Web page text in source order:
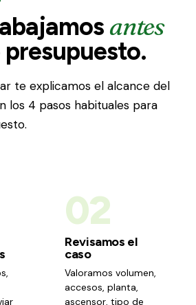
antes
te explicamos el alcance del
los 4 pasos habituales para
02
Revisamos el
caso
Valoramos volumen,
accesos, planta,
ascensor, tipo de